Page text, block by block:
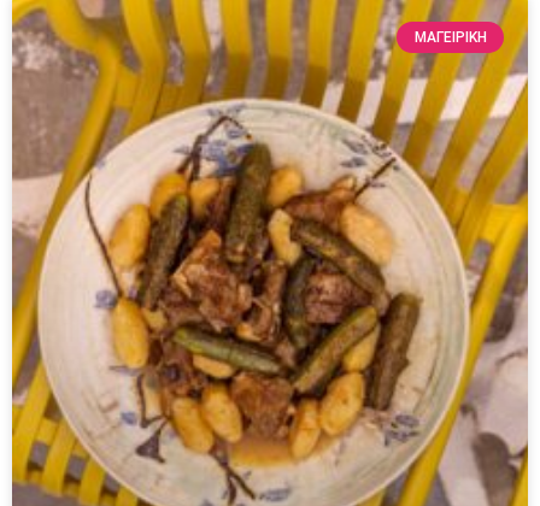
ΜΑΓΕΙΡΙΚΗ